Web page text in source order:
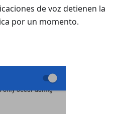
de voz detienen la
por un momento.